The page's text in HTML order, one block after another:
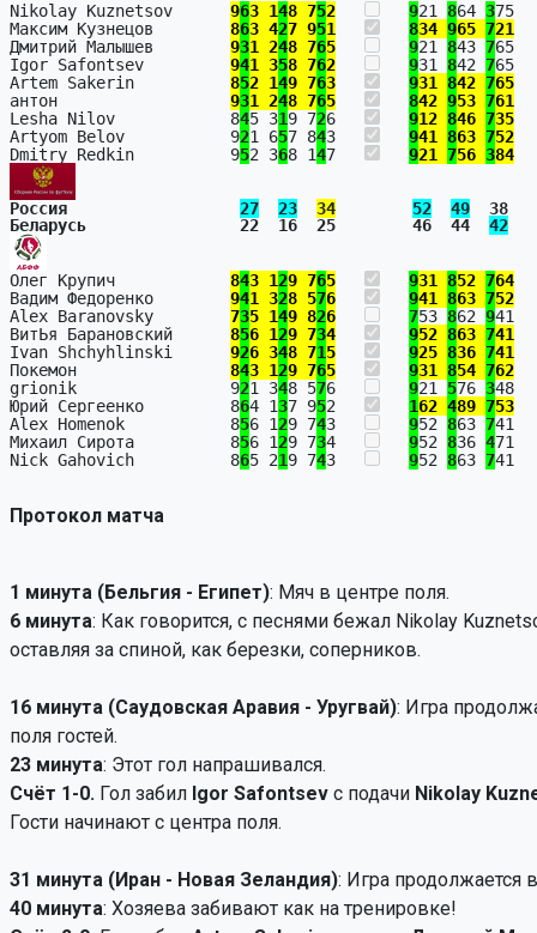
Nikolay Kuznetsov 963 148 752 921 864 375
Максим Кузнецов 863 427 951 834 965 721
Дмитрий Малышев 931 248 765 921 843 765
Igor Safontsev 941 358 762 931 842 765
Artem Sakerin 852 149 763 931 842 765
антон 931 248 765 842 953 761
Lesha Nilov            845 319 726 912 846 735
Artyom Belov           921 657 843 941 863 752
Dmitry Redkin          952 368 147 921 756 384
Россия 27 23 34 52 49
38
Беларусь                22  16  25        46  44 42
Олег Крупич 843 129 765 931 852 764
Вадим Федоренко 941 328 576 941 863 752
Alex Baranovsky 735 149 826 753 862 941
ВитЬя Барановский 856 129 734 952 863 741
Ivan Shchyhlinski 926 348 715 925 836 741
Покемон 843 129 765 931 854 762
grionik                921 348 576 921 576 348
Юрий Сергеенко         864 137 952 162 489 753
Alex Homenok           856 129 743 952 863 741
Михаил Сирота          856 129 734 952 836 471
Nick Gahovich          865 219 743 952 863 741
Протокол матча
1 минута (Бельгия - Египет): Мяч в центре поля.
6 минута: Как говорится, с песнями бежал Nikolay
оставляя за спиной, как березки, соперников.
16 минута (Саудовская Аравия - Уругвай): Игра
поля гостей.
23 минута: Этот гол напрашивался.
Счёт 1-0. Гол забил Igor Safontsev с подачи Nikolay
Гости начинают с центра поля.
31 минута (Иран - Новая Зеландия): Игра продолжается
40 минута: Хозяева забивают как на тренировке!